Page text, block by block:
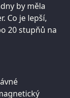
by měla
Co je lepší,
20 stupňů na